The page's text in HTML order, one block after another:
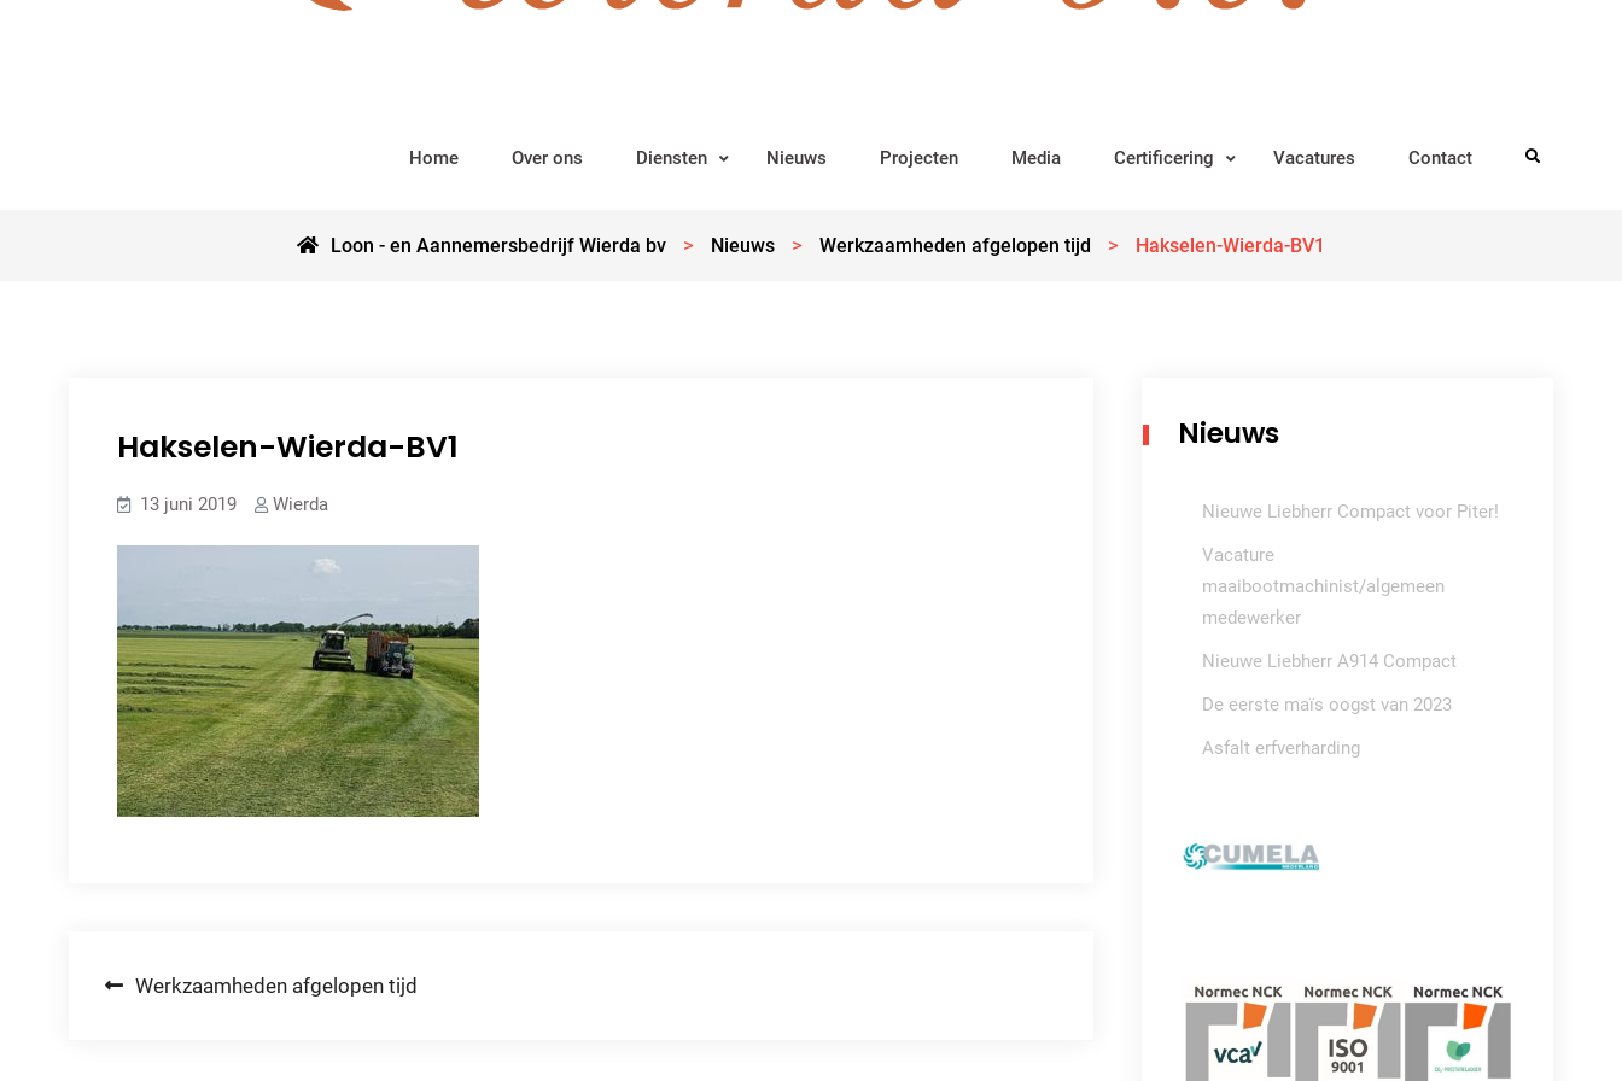
Home Over ons Diensten Nieuws Projecten Media Certificering Vacatures Contact Search
Loon - en Aannemersbedrijf Wierda bv > Nieuws > Werkzaamheden afgelopen tijd > Hakselen-Wierda-BV1
Hakselen-Wierda-BV1
13 juni 2019 Wierda
Bericht
Werkzaamheden afgelopen tijd
Nieuws
Nieuwe Liebherr Compact voor Piter!
Vacature
maaibootmachinist/algemeen
medewerker
Nieuwe Liebherr A914 Compact
De eerste maïs oogst van 2023
Asfalt erfverharding